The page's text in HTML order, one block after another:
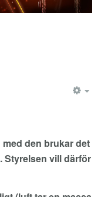
den brukar det
Styrelsen vill därför